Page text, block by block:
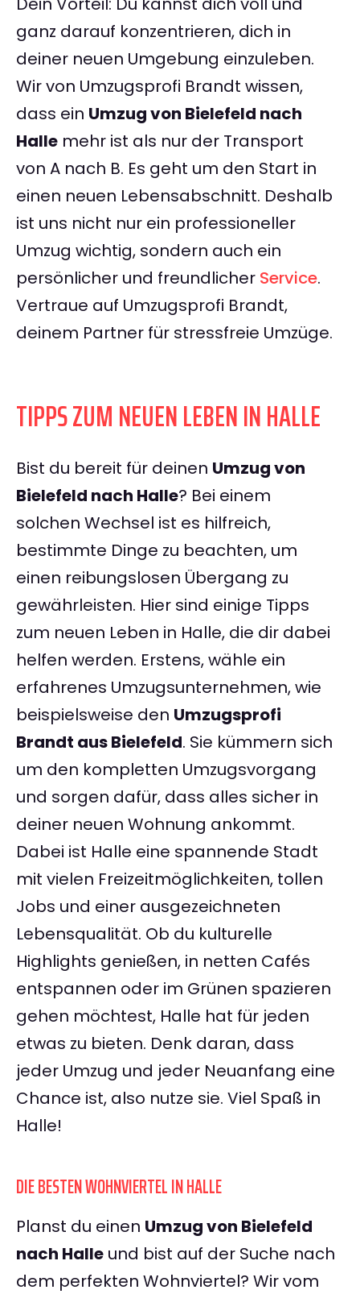
ganz darauf konzentrieren, dich in
deiner neuen Umgebung einzuleben.
Wir von Umzugsprofi Brandt wissen,
dass ein Umzug von Bielefeld nach
Halle mehr ist als nur der Transport
von A nach B. Es geht um den Start in
einen neuen Lebensabschnitt. Deshalb
ist uns nicht nur ein professioneller
Umzug wichtig, sondern auch ein
persönlicher und freundlicher Service.
Vertraue auf Umzugsprofi Brandt,
deinem Partner für stressfreie Umzüge.
TIPPS ZUM NEUEN LEBEN IN HALLE
Bist du bereit für deinen Umzug von
Bielefeld nach Halle? Bei einem
solchen Wechsel ist es hilfreich,
bestimmte Dinge zu beachten, um
einen reibungslosen Übergang zu
gewährleisten. Hier sind einige Tipps
zum neuen Leben in Halle, die dir dabei
helfen werden. Erstens, wähle ein
erfahrenes Umzugsunternehmen, wie
beispielsweise den Umzugsprofi
Brandt aus Bielefeld. Sie kümmern sich
um den kompletten Umzugsvorgang
und sorgen dafür, dass alles sicher in
deiner neuen Wohnung ankommt.
Dabei ist Halle eine spannende Stadt
mit vielen Freizeitmöglichkeiten, tollen
Jobs und einer ausgezeichneten
Lebensqualität. Ob du kulturelle
Highlights genießen, in netten Cafés
entspannen oder im Grünen spazieren
gehen möchtest, Halle hat für jeden
etwas zu bieten. Denk daran, dass
jeder Umzug und jeder Neuanfang eine
Chance ist, also nutze sie. Viel Spaß in
Halle!
DIE BESTEN WOHNVIERTEL IN HALLE
Planst du einen Umzug von Bielefeld
nach Halle und bist auf der Suche nach
dem perfekten Wohnviertel? Wir vom